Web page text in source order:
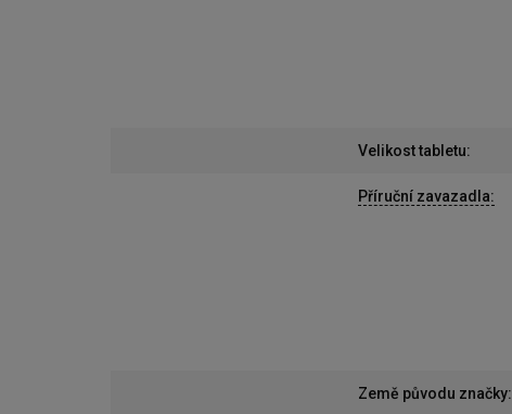
Velikost tabletu:
Příruční zavazadla:
Země původu značky: